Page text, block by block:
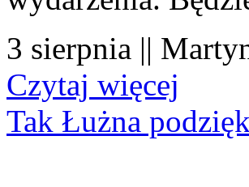
3 sierpnia ||
Czytaj więcej
Tak Łużna